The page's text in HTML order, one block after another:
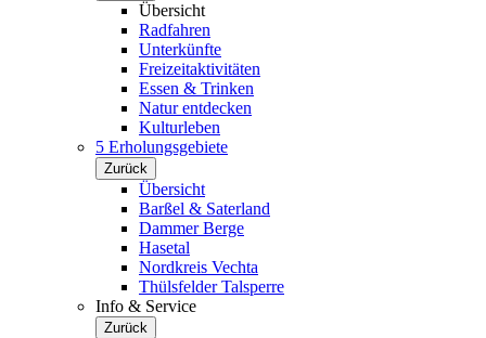
Übersicht
Radfahren
Unterkünfte
Freizeitaktivitäten
Essen & Trinken
Natur entdecken
Kulturleben
5 Erholungsgebiete
Zurück
Übersicht
Barßel & Saterland
Dammer Berge
Hasetal
Nordkreis Vechta
Thülsfelder Talsperre
Info & Service
Zurück